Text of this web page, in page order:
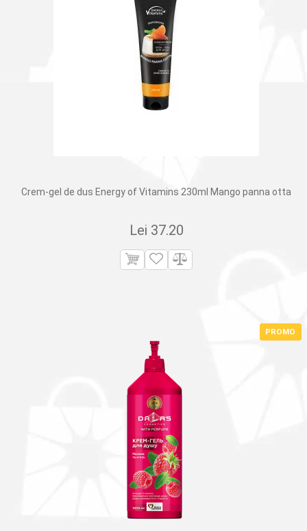
Crem-gel de dus Energy of Vitamins 230ml Mango panna otta
Lei 37.20
PROMO